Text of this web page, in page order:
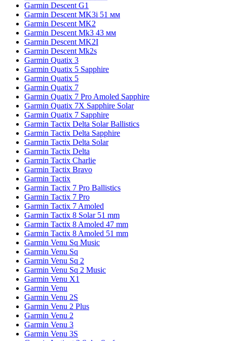
Garmin Descent G1
Garmin Descent MK3i 51 мм
Garmin Descent MK2
Garmin Descent Mk3 43 мм
Garmin Descent MK2I
Garmin Descent Mk2s
Garmin Quatix 3
Garmin Quatix 5 Sapphire
Garmin Quatix 5
Garmin Quatix 7
Garmin Quatix 7 Pro Amoled Sapphire
Garmin Quatix 7X Sapphire Solar
Garmin Quatix 7 Sapphire
Garmin Tactix Delta Solar Ballistics
Garmin Tactix Delta Sapphire
Garmin Tactix Delta Solar
Garmin Tactix Delta
Garmin Tactix Charlie
Garmin Tactix Bravo
Garmin Tactix
Garmin Tactix 7 Pro Ballistics
Garmin Tactix 7 Pro
Garmin Tactix 7 Amoled
Garmin Tactix 8 Solar 51 mm
Garmin Tactix 8 Amoled 47 mm
Garmin Tactix 8 Amoled 51 mm
Garmin Venu Sq Music
Garmin Venu Sq
Garmin Venu Sq 2
Garmin Venu Sq 2 Music
Garmin Venu X1
Garmin Venu
Garmin Venu 2S
Garmin Venu 2 Plus
Garmin Venu 2
Garmin Venu 3
Garmin Venu 3S